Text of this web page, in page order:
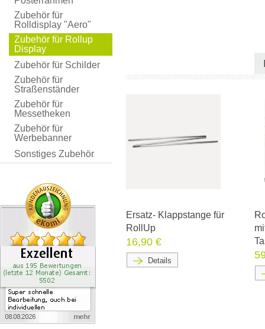
Zubehör für
Rolldisplay "Aero"
Zubehör für Rollup
Display
Zubehör für Schilder
Zubehör für
Straßenständer
Zubehör für
Messetheken
Zubehör für
Werbebanner
Sonstiges Zubehör
Ersatz- Klappstange für
RollUp
16,90 €
Details